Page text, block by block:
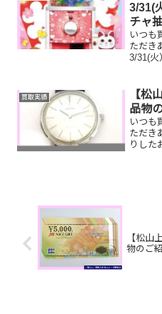
3/31(
チャ
いつも
ただき
3/31(火
加いた
買取実績
【松
品物
いつも
ただき
りした
【松山
物のご